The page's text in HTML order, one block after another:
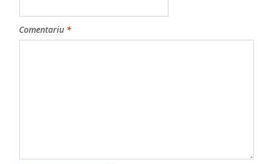
Comentariu *